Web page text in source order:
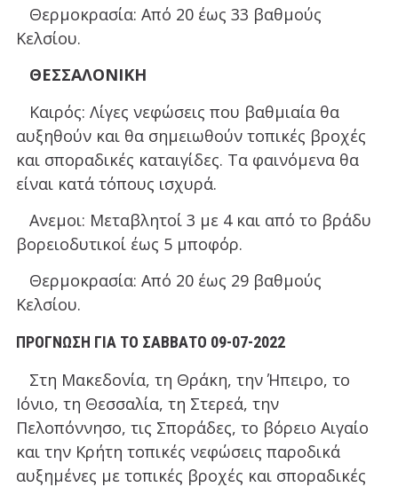
Θερμοκρασία: Από 20 έως 33 βαθμούς
Κελσίου.
ΘΕΣΣΑΛΟΝΙΚΗ
Καιρός: Λίγες νεφώσεις που βαθμιαία θα
αυξηθούν και θα σημειωθούν τοπικές βροχές
και σποραδικές καταιγίδες. Τα φαινόμενα θα
είναι κατά τόπους ισχυρά.
Ανεμοι: Μεταβλητοί 3 με 4 και από το βράδυ
βορειοδυτικοί έως 5 μποφόρ.
Θερμοκρασία: Από 20 έως 29 βαθμούς
Κελσίου.
ΠΡΟΓΝΩΣΗ ΓΙΑ ΤO ΣΑΒΒΑΤΟ 09-07-2022
Στη Μακεδονία, τη Θράκη, την Ήπειρο, το
Ιόνιο, τη Θεσσαλία, τη Στερεά, την
Πελοπόννησο, τις Σποράδες, το βόρειο Αιγαίο
και την Κρήτη τοπικές νεφώσεις παροδικά
αυξημένες με τοπικές βροχές και σποραδικές